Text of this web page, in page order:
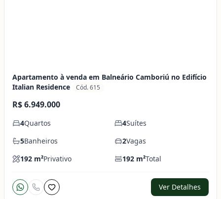
Apartamento à venda em Balneário Camboriú no Edifício
Italian Residence
Cód. 615
R$ 6.949.000
4Quartos 4Suítes
5Banheiros 2Vagas
192 m²Privativo 192 m²Total
Ver Detalhes